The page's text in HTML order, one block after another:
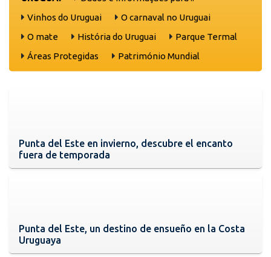
Vinhos do Uruguai
O carnaval no Uruguai
O mate
História do Uruguai
Parque Termal
Áreas Protegidas
Património Mundial
Punta del Este en invierno, descubre el encanto
fuera de temporada
Punta del Este, un destino de ensueño en la Costa
Uruguaya